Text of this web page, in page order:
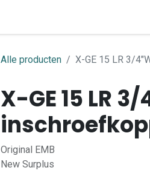
Alle producten X-GE 15 LR 3/
X-GE 15 LR
Original EMB
New Surplus